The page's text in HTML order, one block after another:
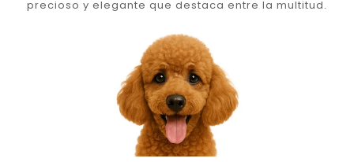
precioso y elegante que destaca entre la multitud.